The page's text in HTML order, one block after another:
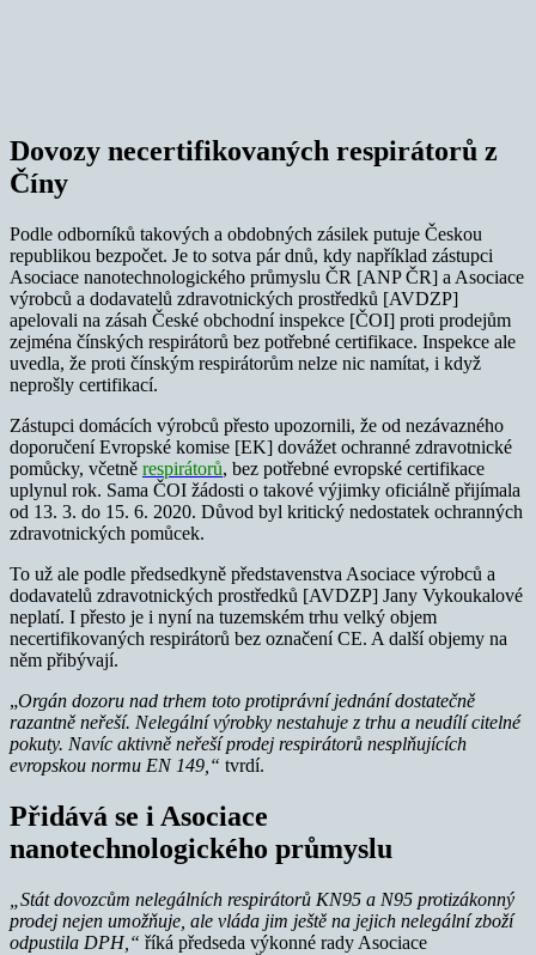
Dovozy necertifikovaných respirátorů z
Číny
Podle odborníků takových a obdobných zásilek putuje Českou
republikou bezpočet. Je to sotva pár dnů, kdy například zástupci
Asociace nanotechnologického průmyslu ČR [ANP ČR] a Asociace
výrobců a dodavatelů zdravotnických prostředků [AVDZP]
apelovali na zásah České obchodní inspekce [ČOI] proti prodejům
zejména čínských respirátorů bez potřebné certifikace. Inspekce ale
uvedla, že proti čínským respirátorům nelze nic namítat, i když
neprošly certifikací.
Zástupci domácích výrobců přesto upozornili, že od nezávazného
doporučení Evropské komise [EK] dovážet ochranné zdravotnické
pomůcky, včetně respirátorů, bez potřebné evropské certifikace
uplynul rok. Sama ČOI žádosti o takové výjimky oficiálně přijímala
od 13. 3. do 15. 6. 2020. Důvod byl kritický nedostatek ochranných
zdravotnických pomůcek.
To už ale podle předsedkyně představenstva Asociace výrobců a
dodavatelů zdravotnických prostředků [AVDZP] Jany Vykoukalové
neplatí. I přesto je i nyní na tuzemském trhu velký objem
necertifikovaných respirátorů bez označení CE. A další objemy na
něm přibývají.
„Orgán dozoru nad trhem toto protiprávní jednání dostatečně
razantně neřeší. Nelegální výrobky nestahuje z trhu a neudílí citelné
pokuty. Navíc aktivně neřeší prodej respirátorů nesplňujících
evropskou normu EN 149,“ tvrdí.
Přidává se i Asociace
nanotechnologického průmyslu
„Stát dovozcům nelegálních respirátorů KN95 a N95 protizákonný
prodej nejen umožňuje, ale vláda jim ještě na jejich nelegální zboží
odpustila DPH,“ říká předseda výkonné rady Asociace